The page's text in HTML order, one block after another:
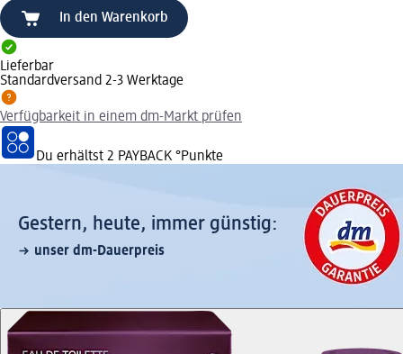
In den Warenkorb
Lieferbar
Standardversand 2-3 Werktage
Verfügbarkeit in einem dm-Markt prüfen
Du erhältst 2 PAYBACK °Punkte
Gestern, heute, immer günstig:
unser dm-Dauerpreis